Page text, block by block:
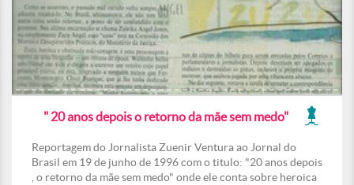
" 20 anos depois o retorno da mãe sem medo"
Reportagem do Jornalista Zuenir Ventura ao Jornal do
Brasil em 19 de junho de 1996 com o titulo: "20 anos depois
, o retorno da mãe sem medo" onde ele conta sobre heroica